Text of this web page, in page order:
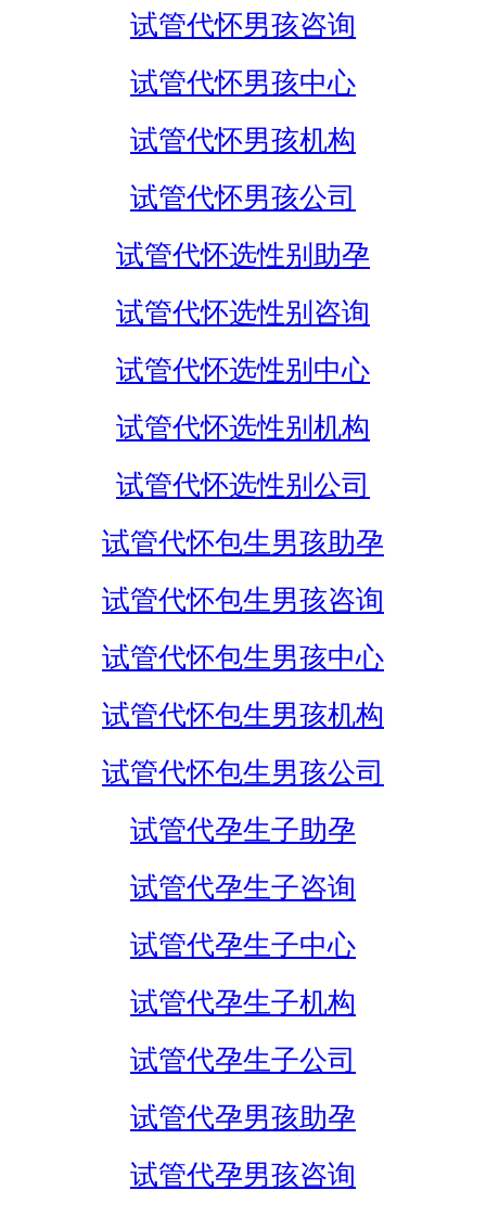
试管代怀男孩咨询
试管代怀男孩中心
试管代怀男孩机构
试管代怀男孩公司
试管代怀选性别助孕
试管代怀选性别咨询
试管代怀选性别中心
试管代怀选性别机构
试管代怀选性别公司
试管代怀包生男孩助孕
试管代怀包生男孩咨询
试管代怀包生男孩中心
试管代怀包生男孩机构
试管代怀包生男孩公司
试管代孕生子助孕
试管代孕生子咨询
试管代孕生子中心
试管代孕生子机构
试管代孕生子公司
试管代孕男孩助孕
试管代孕男孩咨询